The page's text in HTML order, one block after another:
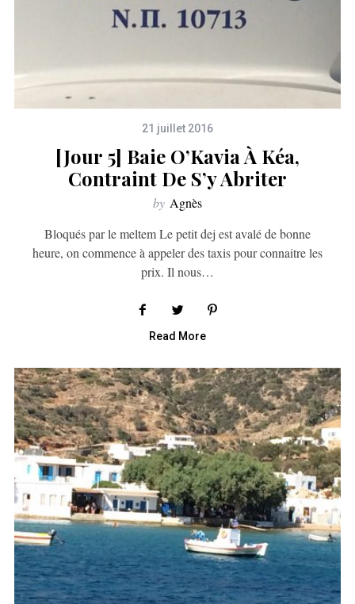
21 juillet 2016
[Jour 5] Baie O’Kavia À Kéa,
Contraint De S’y Abriter
by Agnès
Bloqués par le meltem Le petit dej est avalé de bonne
heure, on commence à appeler des taxis pour connaitre les
prix. Il nous…
Read More